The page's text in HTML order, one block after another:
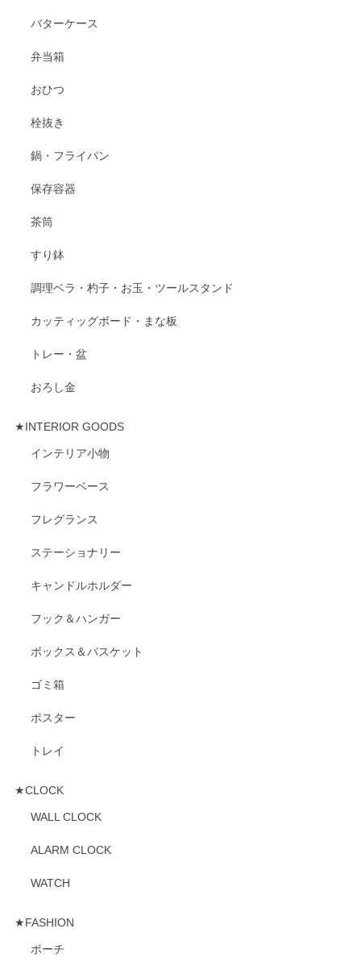
バターケース
弁当箱
おひつ
栓抜き
鍋・フライパン
保存容器
茶筒
すり鉢
調理ベラ・杓子・お玉・ツールスタンド
カッティッグボード・まな板
トレー・盆
おろし金
★INTERIOR GOODS
インテリア小物
フラワーベース
フレグランス
ステーショナリー
キャンドルホルダー
フック＆ハンガー
ボックス＆バスケット
ゴミ箱
ポスター
トレイ
★CLOCK
WALL CLOCK
ALARM CLOCK
WATCH
★FASHION
ポーチ